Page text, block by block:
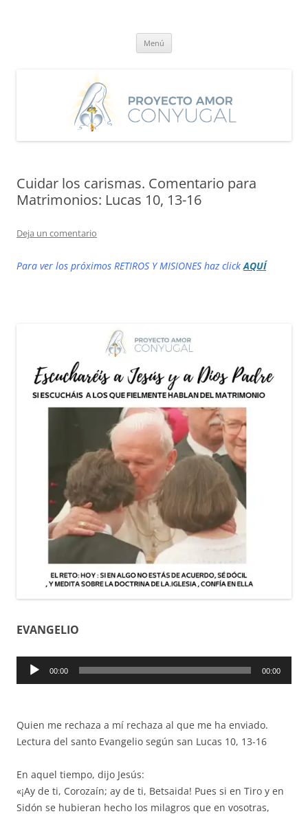
Menú
Cuidar los carismas. Comentario para
Matrimonios: Lucas 10, 13-16
Deja un comentario
Para ver los próximos RETIROS Y MISIONES haz clickAQUÍ
EVANGELIO
Reproductor
00:00 00:00
Quien me rechaza a mí rechaza al que me ha enviado.
Lectura del santo Evangelio según san Lucas 10, 13-16
En aquel tiempo, dijo Jesús:
«¡Ay de ti, Corozaín; ay de ti, Betsaida! Pues si en Tiro y en
Sidón se hubieran hecho los milagros que en vosotras,